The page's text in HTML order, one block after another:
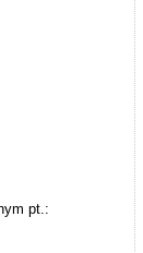
pt.: